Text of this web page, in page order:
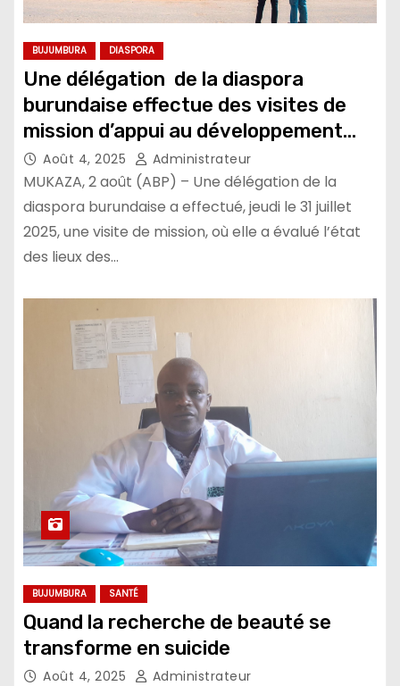
BUJUMBURA DIASPORA
Une délégation de la diaspora
burundaise effectue des visites de
mission d’appui au développement
national
Août 4, 2025 Administrateur
MUKAZA, 2 août (ABP) – Une délégation de la
diaspora burundaise a effectué, jeudi le 31 juillet
2025, une visite de mission, où elle a évalué l’état
des lieux des…
BUJUMBURA SANTÉ
Quand la recherche de beauté se
transforme en suicide
Août 4, 2025 Administrateur